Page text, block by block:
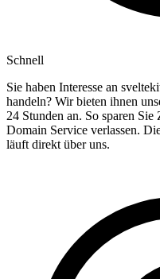
Schnell
Sie haben Interesse an
handeln? Wir bieten ihnen
24 Stunden an. So sparen
Domain Service verlassen.
läuft direkt über uns.